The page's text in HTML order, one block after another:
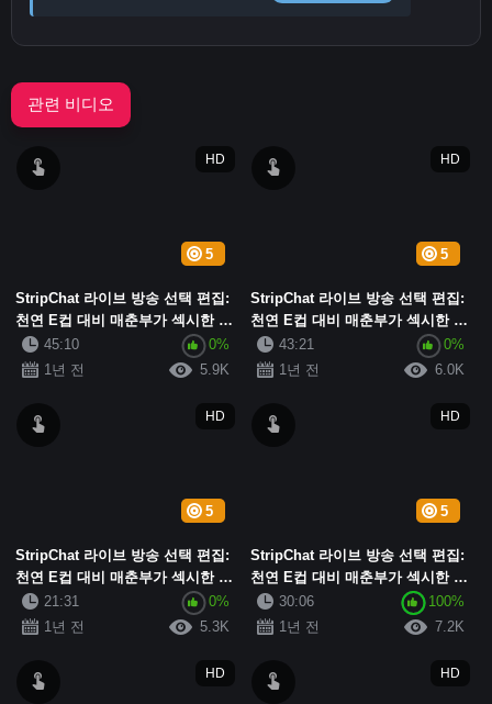
관련 비디오
5
HD
StripChat 라이브 방송 선택 편집:
천연 E컵 대비 매춘부가 섹시한 흰
색 실크 진동기를 착용하고 자위하
며 비명을 지르고 변덕스러운 아름
45:10
0%
1년 전
5.9K
5
HD
StripChat 라이브 방송 선택 편집:
천연 E컵 대비 매춘부가 섹시한 흰
색 실크 진동기를 착용하고 자위하
고 신음하며 변덕스러운 아름다움
43:21
0%
1년 전
6.0K
5
HD
StripChat 라이브 방송 선택 편집:
천연 E컵 대비 매춘부가 섹시한 흰
색 실크 진동기를 착용하고 자위하
고 신음하며 변덕스러운 아름다움
21:31
0%
1년 전
5.3K
5
HD
StripChat 라이브 방송 선택 편집:
천연 E컵 대비 매춘부가 섹시한 흰
색 실크 진동기를 착용하고, 자위
하고 신음하며, 변덕스러운 아름다
30:06
100%
1년 전
7.2K
HD HD